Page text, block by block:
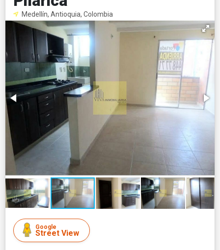
Medellín, Antioquia, Colombia
Google
Street View